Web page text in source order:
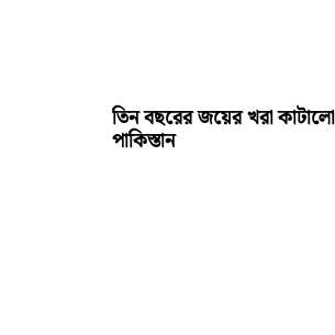
তিন বছরের জয়ের খরা কাটালো
পাকিস্তান